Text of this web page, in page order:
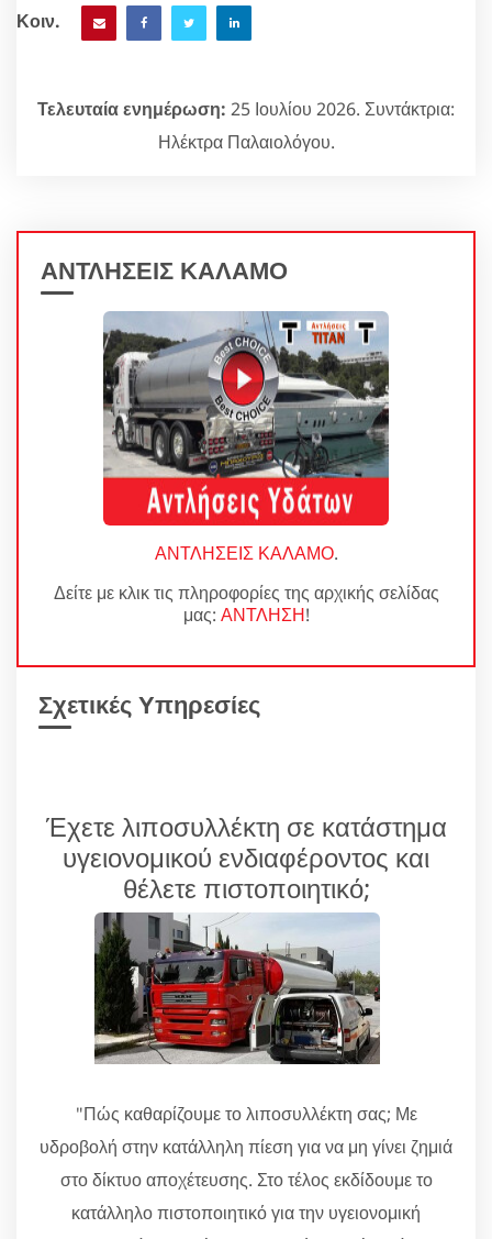
Κοιν.
Τελευταία ενημέρωση: 25 Ιουλίου 2026. Συντάκτρια:
Ηλέκτρα Παλαιολόγου.
ΑΝΤΛΗΣΕΙΣ ΚΑΛΑΜΟ
ΑΝΤΛΗΣΕΙΣ ΚΑΛΑΜΟ.
Δείτε με κλικ τις πληροφορίες της αρχικής σελίδας
μας: ΑΝΤΛΗΣΗ!
Σχετικές Υπηρεσίες
Έχετε λιποσυλλέκτη σε κατάστημα
υγειονομικού ενδιαφέροντος και
θέλετε πιστοποιητικό;
"Πώς καθαρίζουμε το λιποσυλλέκτη σας; Με
υδροβολή στην κατάλληλη πίεση για να μη γίνει ζημιά
στο δίκτυο αποχέτευσης. Στο τέλος εκδίδουμε το
κατάλληλο πιστοποιητικό για την υγειονομική